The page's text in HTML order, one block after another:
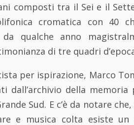
composti tra il Sei e il
cromatica con 40
da qualche anno
di tre quadri
per ispirazione, Marco
dall’archivio della
Sud. E c’è da notare
e musica colta esiste